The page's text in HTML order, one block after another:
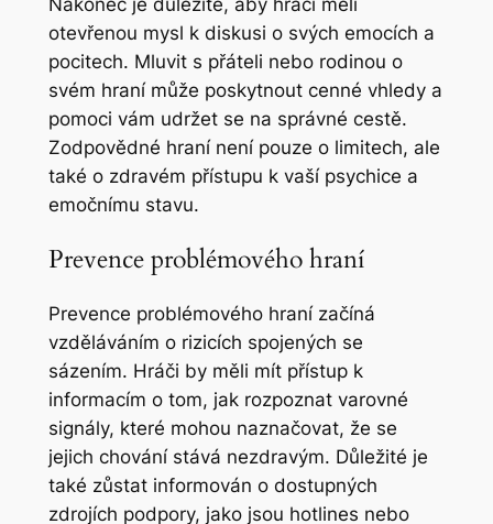
Nakonec je důležité, aby hráči měli
otevřenou mysl k diskusi o svých emocích a
pocitech. Mluvit s přáteli nebo rodinou o
svém hraní může poskytnout cenné vhledy a
pomoci vám udržet se na správné cestě.
Zodpovědné hraní není pouze o limitech, ale
také o zdravém přístupu k vaší psychice a
emočnímu stavu.
Prevence problémového hraní
Prevence problémového hraní začíná
vzděláváním o rizicích spojených se
sázením. Hráči by měli mít přístup k
informacím o tom, jak rozpoznat varovné
signály, které mohou naznačovat, že se
jejich chování stává nezdravým. Důležité je
také zůstat informován o dostupných
zdrojích podpory, jako jsou hotlines nebo